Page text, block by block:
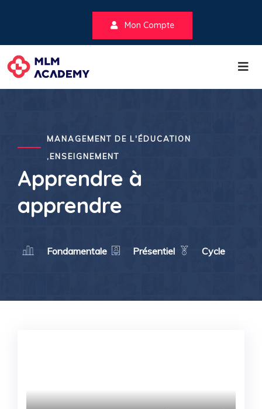
Mon Compte
MANAGEMENT DE L'ÉDUCATION
,ENSEIGNEMENT
Apprendre à
apprendre
Fondamentale Présentiel Cycle